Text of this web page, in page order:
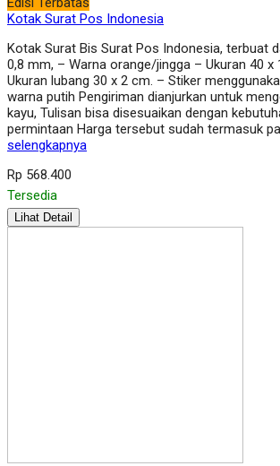
Kotak Surat Pos Indonesia
Kotak Surat Bis Surat Pos Indonesia, terbuat
0,8 mm, – Warna orange/jingga – Ukuran 40 x
Ukuran lubang 30 x 2 cm. – Stiker
warna putih Pengiriman dianjurkan untuk
kayu, Tulisan bisa disesuaikan dengan
permintaan Harga tersebut sudah termasuk
selengkapnya
Rp 568.400
Tersedia
Lihat Detail